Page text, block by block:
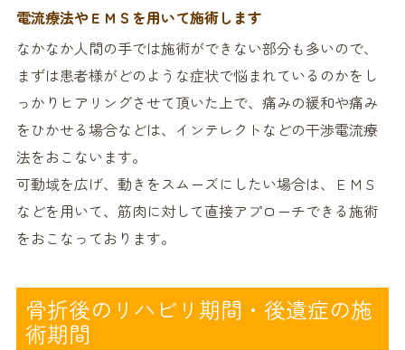
電流療法やＥＭＳを用いて施術します
なかなか人間の手では施術ができない部分も多いので、
まずは患者様がどのような症状で悩まれているのかをし
っかりヒアリングさせて頂いた上で、痛みの緩和や痛み
をひかせる場合などは、インテレクトなどの干渉電流療
法をおこないます。
可動域を広げ、動きをスムーズにしたい場合は、ＥＭＳ
などを用いて、筋肉に対して直接アプローチできる施術
をおこなっております。
骨折後のリハビリ期間・後遺症の施
術期間